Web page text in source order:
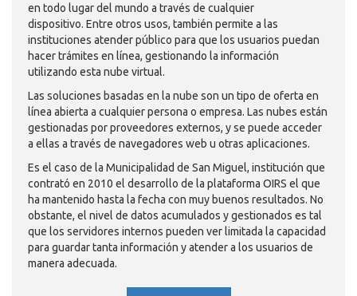
en todo lugar del mundo a través de cualquier
dispositivo. Entre otros usos, también permite a las
instituciones atender público para que los usuarios puedan
hacer trámites en línea, gestionando la información
utilizando esta nube virtual.
Las soluciones basadas en la nube son un tipo de oferta en
línea abierta a cualquier persona o empresa. Las nubes están
gestionadas por proveedores externos, y se puede acceder
a ellas a través de navegadores web u otras aplicaciones.
Es el caso de la Municipalidad de San Miguel, institución que
contrató en 2010 el desarrollo de la plataforma OIRS el que
ha mantenido hasta la fecha con muy buenos resultados. No
obstante, el nivel de datos acumulados y gestionados es tal
que los servidores internos pueden ver limitada la capacidad
para guardar tanta información y atender a los usuarios de
manera adecuada.